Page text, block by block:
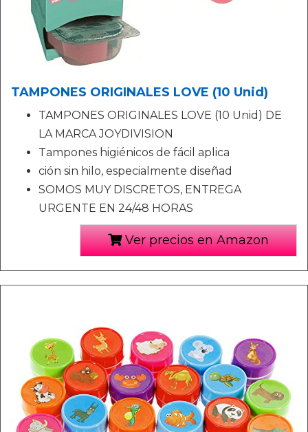
TAMPONES ORIGINALES LOVE (10 Unid)
TAMPONES ORIGINALES LOVE (10 Unid) DE
LA MARCA JOYDIVISION
Tampones higiénicos de fácil aplica
ción sin hilo, especialmente diseñad
SOMOS MUY DISCRETOS, ENTREGA
URGENTE EN 24/48 HORAS
Ver precios en Amazon